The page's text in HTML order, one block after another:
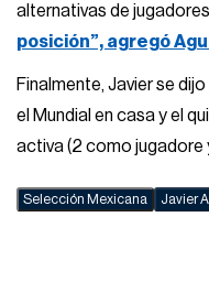
alternativas de
posición”, agregó
Finalmente, Javier se
el Mundial en casa y el
activa (2 como jugadore
Selección Mexicana Javier